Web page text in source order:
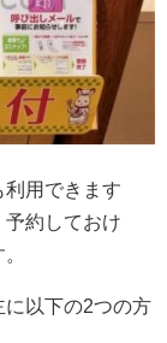
用できます
約しておけ
に以下の2つの方